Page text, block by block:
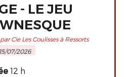
- LE JEU
Cie Les Coulisses à Ressorts
07/2026
12 h